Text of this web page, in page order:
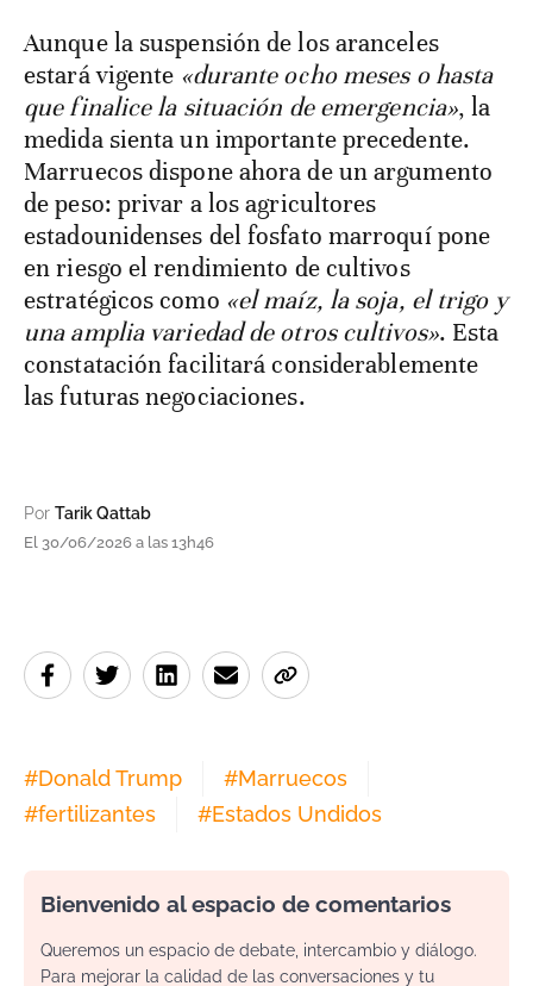
Aunque la suspensión de los aranceles
estará vigente «durante ocho meses o hasta
que finalice la situación de emergencia», la
medida sienta un importante precedente.
Marruecos dispone ahora de un argumento
de peso: privar a los agricultores
estadounidenses del fosfato marroquí pone
en riesgo el rendimiento de cultivos
estratégicos como «el maíz, la soja, el trigo y
una amplia variedad de otros cultivos». Esta
constatación facilitará considerablemente
las futuras negociaciones.
Por Tarik Qattab
El 30/06/2026 a las 13h46
#Donald Trump #Marruecos
#fertilizantes #Estados Undidos
Bienvenido al espacio de comentarios
Queremos un espacio de debate, intercambio y diálogo.
Para mejorar la calidad de las conversaciones y tu